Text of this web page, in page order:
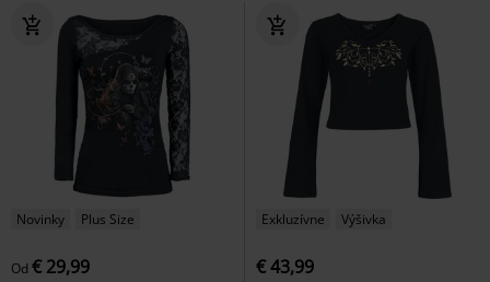
Novinky Plus Size
Od € 29,99
Exkluzívne Výšivka
€ 43,99